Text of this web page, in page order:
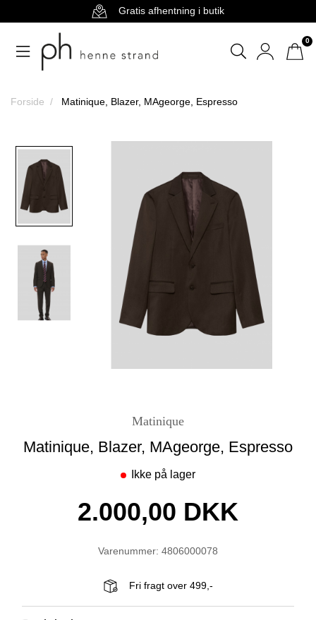
Gratis afhentning i butik
0
Forside Matinique, Blazer, MAgeorge, Espresso
Matinique
Matinique, Blazer, MAgeorge, Espresso
Ikke på lager
2.000,00 DKK
Varenummer: 4806000078
Fri fragt over 499,-